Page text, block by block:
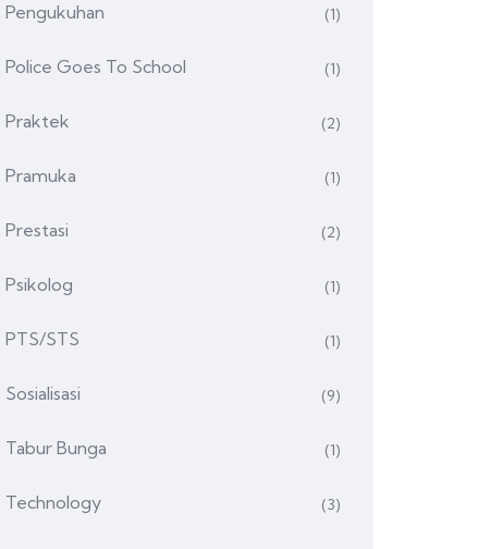
Pengukuhan (1)
Police Goes To School (1)
Praktek (2)
Pramuka (1)
Prestasi (2)
Psikolog (1)
PTS/STS (1)
Sosialisasi (9)
Tabur Bunga (1)
Technology (3)